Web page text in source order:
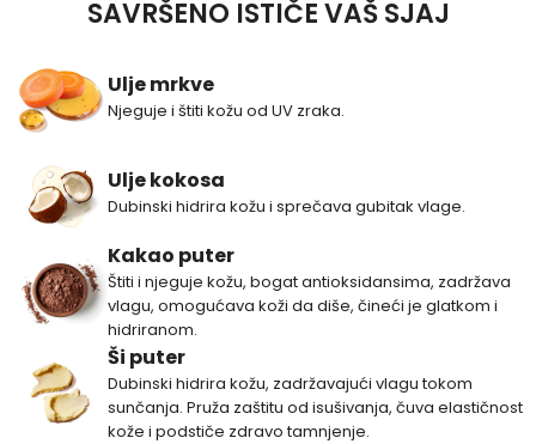
SAVRŠENO ISTIČE VAŠ SJAJ
Ulje mrkve
Njeguje i štiti kožu od UV zraka.
Ulje kokosa
Dubinski hidrira kožu i sprečava gubitak vlage.
Kakao puter
Štiti i njeguje kožu, bogat antioksidansima, zadržava
vlagu, omogućava koži da diše, čineći je glatkom i
hidriranom.
Ši puter
Dubinski hidrira kožu, zadržavajući vlagu tokom
sunčanja. Pruža zaštitu od isušivanja, čuva elastičnost
kože i podstiče zdravo tamnjenje.